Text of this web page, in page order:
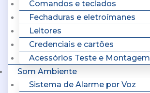
Comandos e teclados
Fechaduras e eletroímanes
Leitores
Credenciais e cartões
Acessórios Teste e Montagem
Som Ambiente
Sistema de Alarme por Voz